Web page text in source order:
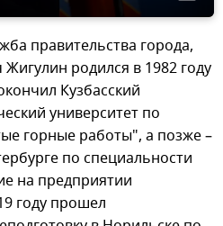
правительства города,
родился в 1982 году
Кузбасский
университет по
горные работы", а позже –
по специальности
на предприятии
году прошел